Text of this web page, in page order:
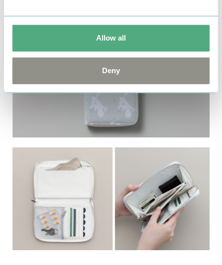
Allow all
Deny
スポート、通帳などもすっきりまとめて携帯できます。